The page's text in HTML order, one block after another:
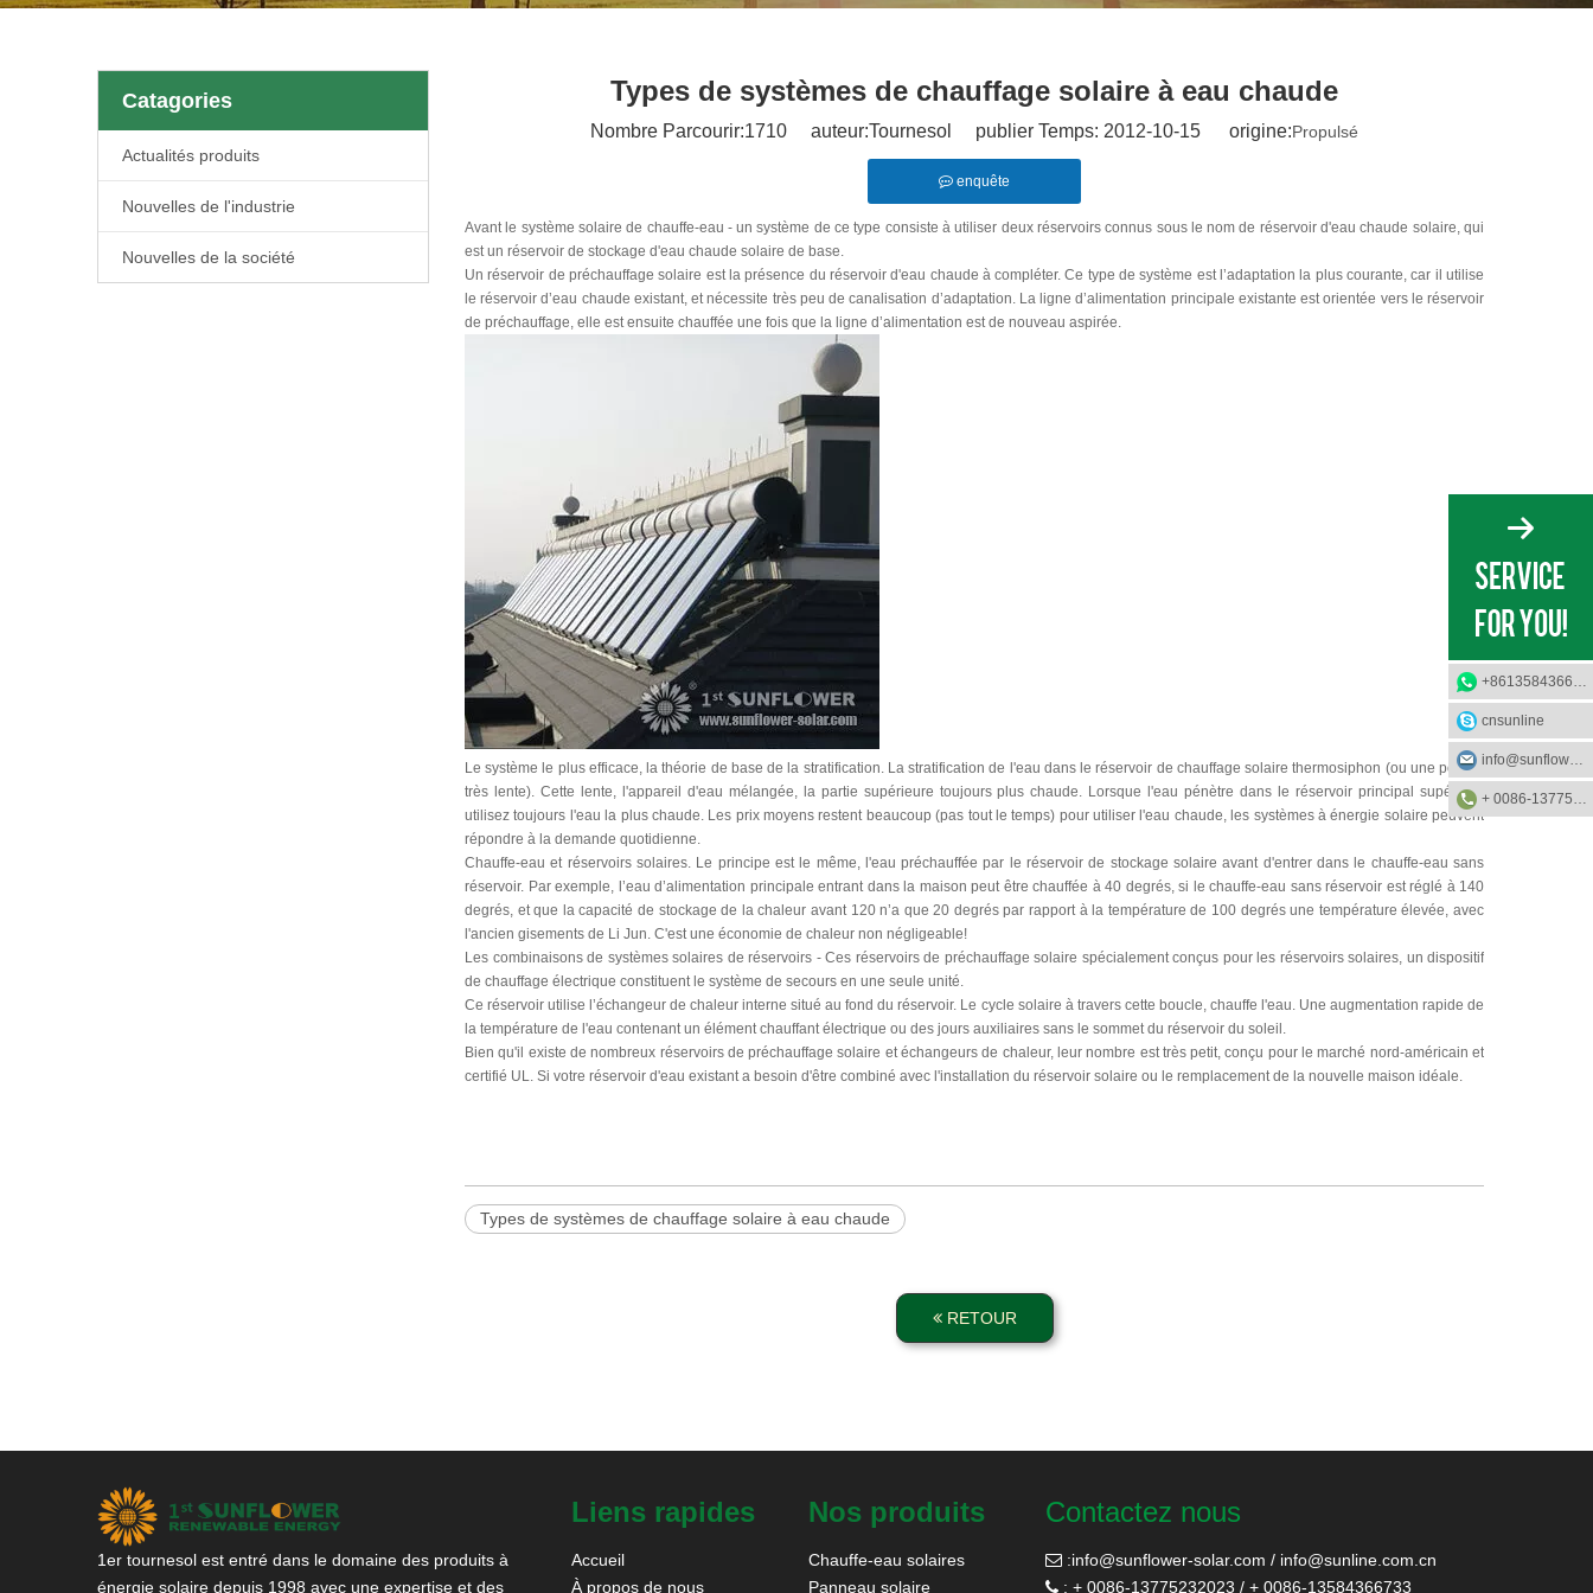
Catagories
Actualités produits
Nouvelles de l'industrie
Nouvelles de la société
Types de systèmes de chauffage solaire à eau chaude
Nombre Parcourir:1710 auteur:Tournesol publier Temps: 2012-10-15 origine:Propulsé
enquête
Avant le système solaire de chauffe-eau - un système de ce type consiste à utiliser deux réservoirs connus sous le nom de réservoir d'eau chaude solaire, qui
est un réservoir de stockage d'eau chaude solaire de base.
Un réservoir de préchauffage solaire est la présence du réservoir d'eau chaude à compléter. Ce type de système est l’adaptation la plus courante, car il utilise
le réservoir d’eau chaude existant, et nécessite très peu de canalisation d’adaptation. La ligne d’alimentation principale existante est orientée vers le réservoir
de préchauffage, elle est ensuite chauffée une fois que la ligne d’alimentation est de nouveau aspirée.
Le système le plus efficace, la théorie de base de la stratification. La stratification de l'eau dans le réservoir de chauffage solaire thermosiphon (ou une pompe
très lente). Cette lente, l'appareil d'eau mélangée, la partie supérieure toujours plus chaude. Lorsque l'eau pénètre dans le réservoir principal supérieur,
utilisez toujours l'eau la plus chaude. Les prix moyens restent beaucoup (pas tout le temps) pour utiliser l'eau chaude, les systèmes à énergie solaire peuvent
répondre à la demande quotidienne.
Chauffe-eau et réservoirs solaires. Le principe est le même, l'eau préchauffée par le réservoir de stockage solaire avant d'entrer dans le chauffe-eau sans
réservoir. Par exemple, l’eau d’alimentation principale entrant dans la maison peut être chauffée à 40 degrés, si le chauffe-eau sans réservoir est réglé à 140
degrés, et que la capacité de stockage de la chaleur avant 120 n’a que 20 degrés par rapport à la température de 100 degrés une température élevée, avec
l'ancien gisements de Li Jun. C'est une économie de chaleur non négligeable!
Les combinaisons de systèmes solaires de réservoirs - Ces réservoirs de préchauffage solaire spécialement conçus pour les réservoirs solaires, un dispositif
de chauffage électrique constituent le système de secours en une seule unité.
Ce réservoir utilise l’échangeur de chaleur interne situé au fond du réservoir. Le cycle solaire à travers cette boucle, chauffe l'eau. Une augmentation rapide de
la température de l'eau contenant un élément chauffant électrique ou des jours auxiliaires sans le sommet du réservoir du soleil.
Bien qu'il existe de nombreux réservoirs de préchauffage solaire et échangeurs de chaleur, leur nombre est très petit, conçu pour le marché nord-américain et
certifié UL. Si votre réservoir d'eau existant a besoin d'être combiné avec l'installation du réservoir solaire ou le remplacement de la nouvelle maison idéale.
Types de systèmes de chauffage solaire à eau chaude
RETOUR
1er tournesol est entré dans le domaine des produits à
énergie solaire depuis 1998 avec une expertise et des
Liens rapides
Accueil
À propos de nous
Nos produits
Chauffe-eau solaires
Panneau solaire
Contactez nous
 :info@sunflower-solar.com / info@sunline.com.cn
 : + 0086-13775232023 / + 0086-13584366733
+8613584366733
cnsunline
info@sunflower-solar.com
+ 0086-13775232023